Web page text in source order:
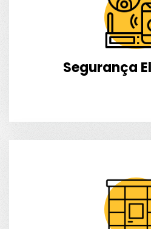
Segurança